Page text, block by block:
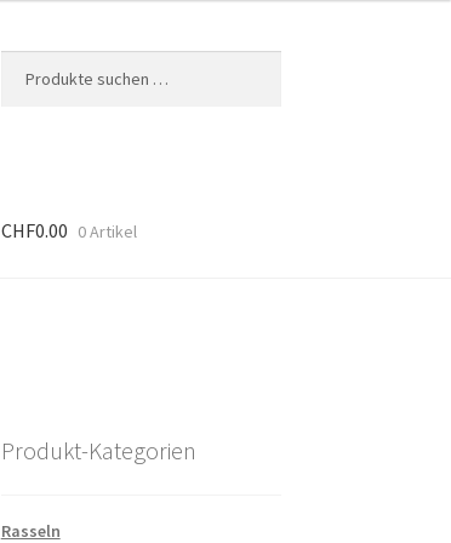
nach:
CHF0.00 0 Artikel
Produkt-Kategorien
Rasseln